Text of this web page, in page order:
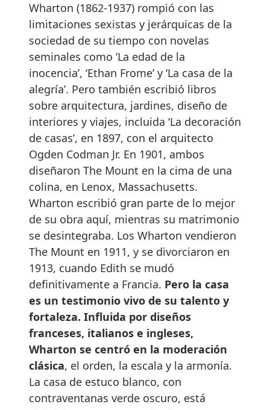
Wharton (1862-1937) rompió con las
limitaciones sexistas y jerárquicas de la
sociedad de su tiempo con novelas
seminales como ‘La edad de la
inocencia’, ‘Ethan Frome’ y ‘La casa de la
alegría’. Pero también escribió libros
sobre arquitectura, jardines, diseño de
interiores y viajes, incluida ‘La decoración
de casas’, en 1897, con el arquitecto
Ogden Codman Jr. En 1901, ambos
diseñaron The Mount en la cima de una
colina, en Lenox, Massachusetts.
Wharton escribió gran parte de lo mejor
de su obra aquí, mientras su matrimonio
se desintegraba. Los Wharton vendieron
The Mount en 1911, y se divorciaron en
1913, cuando Edith se mudó
definitivamente a Francia. Pero la casa
es un testimonio vivo de su talento y
fortaleza. Influida por diseños
franceses, italianos e ingleses,
Wharton se centró en la moderación
clásica, el orden, la escala y la armonía.
La casa de estuco blanco, con
contraventanas verde oscuro, está